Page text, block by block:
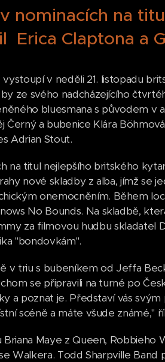
nominacích na
Erica Claptona a
v neděli 21. listopadu
ze svého nadcházejícího
bluesmana s původem v
a bubenice Klára
Adrian Stout.
na titul nejlepšího britského
nové skladby z alba, jímž se
onemocněním. Během
No Bounds. Na skladbě,
za filmovou hudbu
"bondovkám".
v triu s bubeníkem od Jeffa
se připravili na turné po
a poznat je. Představí vás
scéně a máte všude známé,"
Maye z Queen, Robbieho
Walkera. Todd Sharpville